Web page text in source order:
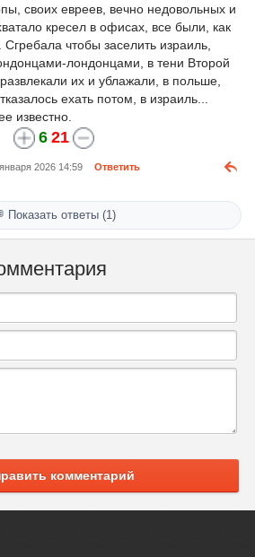
своих евреев, вечно недовольных и
кресел в офисах, все были, как
чтобы заселить израиль,
лондонцами, в тени Второй
их и ублажали, в польше,
ехать потом, в израиль...
известно.
6 21
2026 14:59 Ответить
Показать ответы (1)
комментарий